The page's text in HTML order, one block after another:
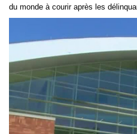
du monde à courir après les